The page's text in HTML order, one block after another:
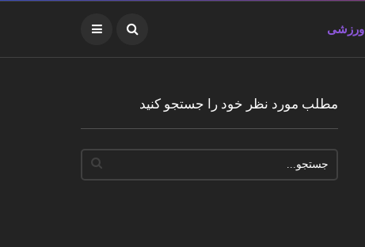
ورزشی
مطلب مورد نظر خود را جستجو کنید